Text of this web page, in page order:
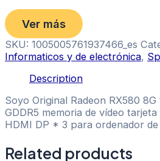
Ver más
SKU: 1005005761937466_es
Informaticos y de electrónica,
Description
Soyo Original Radeon RX580
GDDR5 memoria de vídeo
HDMI DP * 3 para ordenador
Related products